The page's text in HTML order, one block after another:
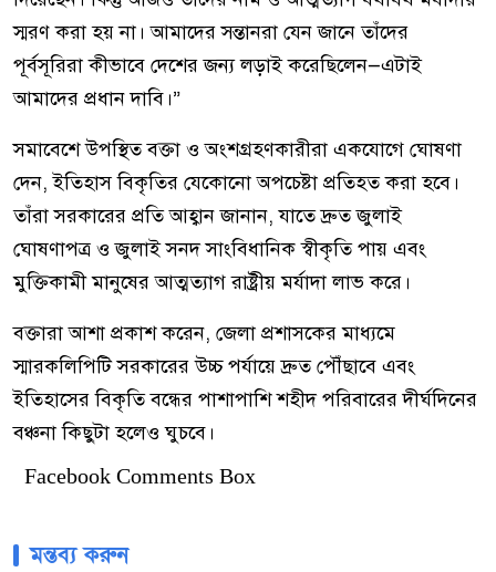
স্মরণ করা হয় না। আমাদের সন্তানরা যেন জানে তাঁদের
পূর্বসূরিরা কীভাবে দেশের জন্য লড়াই করেছিলেন—এটাই
আমাদের প্রধান দাবি।”
সমাবেশে উপস্থিত বক্তা ও অংশগ্রহণকারীরা একযোগে ঘোষণা
দেন, ইতিহাস বিকৃতির যেকোনো অপচেষ্টা প্রতিহত করা হবে।
তাঁরা সরকারের প্রতি আহ্বান জানান, যাতে দ্রুত জুলাই
ঘোষণাপত্র ও জুলাই সনদ সাংবিধানিক স্বীকৃতি পায় এবং
মুক্তিকামী মানুষের আত্মত্যাগ রাষ্ট্রীয় মর্যাদা লাভ করে।
বক্তারা আশা প্রকাশ করেন, জেলা প্রশাসকের মাধ্যমে
স্মারকলিপিটি সরকারের উচ্চ পর্যায়ে দ্রুত পৌঁছাবে এবং
ইতিহাসের বিকৃতি বন্ধের পাশাপাশি শহীদ পরিবারের দীর্ঘদিনের
বঞ্চনা কিছুটা হলেও ঘুচবে।
Facebook Comments Box
মন্তব্য করুন